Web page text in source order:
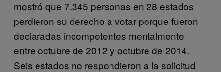
mostró que 7.345 personas en 28 estados
perdieron su derecho a votar porque fueron
declaradas incompetentes mentalmente
entre octubre de 2012 y octubre de 2014.
Seis estados no respondieron a la solicitud